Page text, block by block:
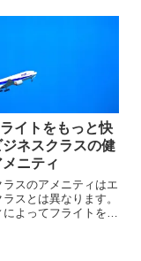
っても高い謝礼でし
間ストレッチを受け
イトをもっと快
ネスクラスの健
ニティ
ラスのアメニティはエ
スとは異なります。
によってフライトをよ